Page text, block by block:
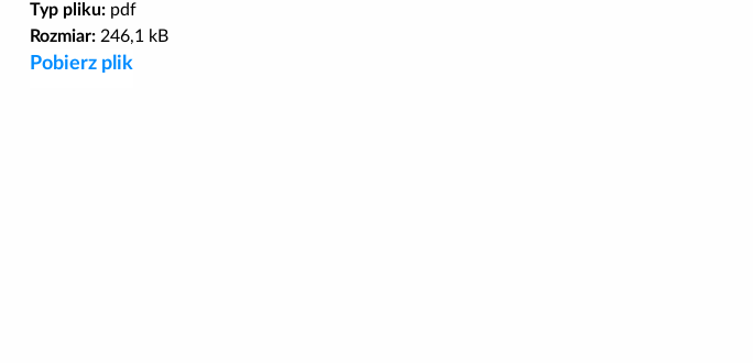
Typ pliku: pdf
Rozmiar: 246,1 kB
Pobierz plik